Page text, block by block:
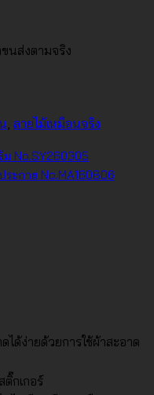
นส่งตามจริง
ลายไม้เหมือนจริง
ได้ง่ายด้วยการใช้ผ้าสะอาด
กเกอร์